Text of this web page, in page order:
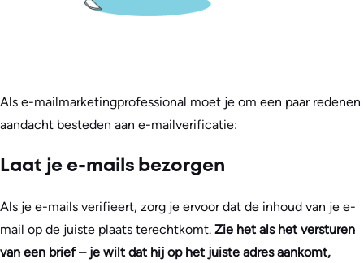
Als e-mailmarketingprofessional moet je om een paar redenen
aandacht besteden aan e-mailverificatie:
Laat je e-mails bezorgen
Als je e-mails verifieert, zorg je ervoor dat de inhoud van je e-
mail op de juiste plaats terechtkomt. Zie het als het versturen
van een brief – je wilt dat hij op het juiste adres aankomt,